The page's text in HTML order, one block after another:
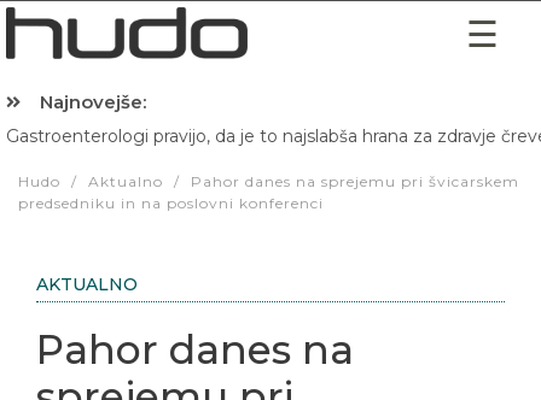
Najnovejše:
Gastroenterologi pravijo, da je to najslabša hrana za zdravje
Hudo / Aktualno /
Pahor danes na sprejemu pri švicarskem
predsedniku in na poslovni konferenci
AKTUALNO
Pahor danes na